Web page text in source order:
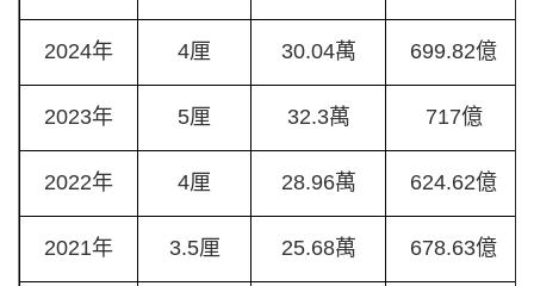
2024年 4厘 30.04萬 699.82億
2023年 5厘 32.3萬 717億
2022年 4厘 28.96萬 624.62億
2021年 3.5厘 25.68萬 678.63億